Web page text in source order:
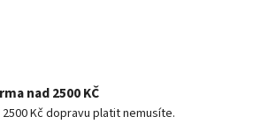
nad 2500 KČ
Kč dopravu platit nemusíte.